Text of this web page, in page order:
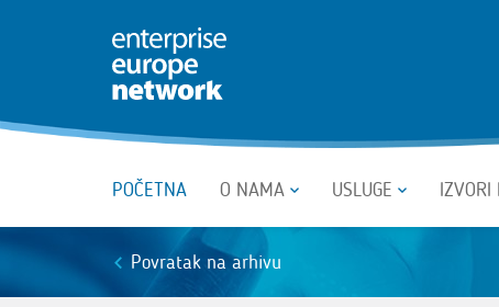
POČETNA O NAMA USLUGE IZVORI
Povratak na arhivu